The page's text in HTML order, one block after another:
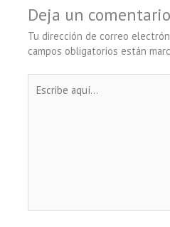
Deja un comentario
Tu dirección de correo
campos obligatorios están
aquí...